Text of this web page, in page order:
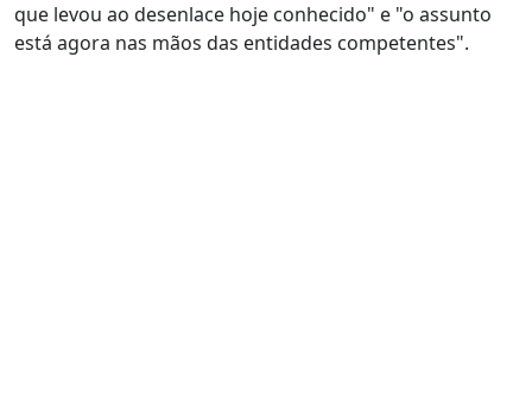
que levou ao desenlace hoje conhecido" e "o assunto
está agora nas mãos das entidades competentes".